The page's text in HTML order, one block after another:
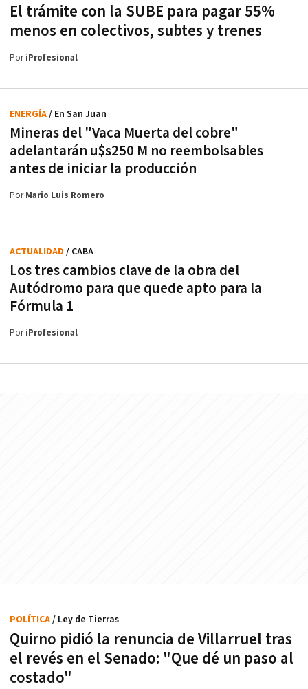
El trámite con la SUBE para pagar 55%
menos en colectivos, subtes y trenes
PoriProfesional
Mineras del "Vaca Muerta del cobre"
adelantarán u$s250 M no reembolsables
antes de iniciar la producción
ENERGÍA/ En San Juan
PorMario Luis Romero
Los tres cambios clave de la obra del
Autódromo para que quede apto para la
Fórmula 1
ACTUALIDAD / CABA
PoriProfesional
Quirno pidió la renuncia de Villarruel tras
el revés en el Senado: "Que dé un paso al
costado"
POLÍTICA/ Ley de Tierras